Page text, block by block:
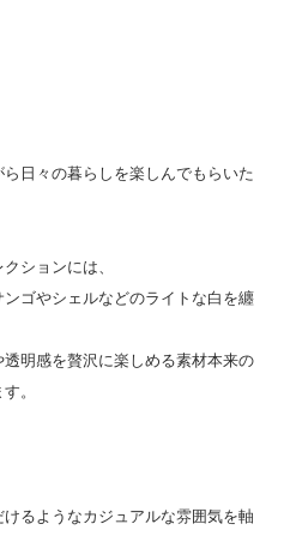
日々の暮らしを楽しんでもらいた
ションには、
ゴやシェルなどのライトな白を纏
明感を贅沢に楽しめる素材本来の
。
るようなカジュアルな雰囲気を軸